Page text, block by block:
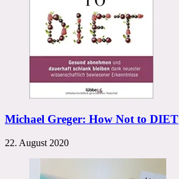
Michael Greger: How Not to DIET
22. August 2020